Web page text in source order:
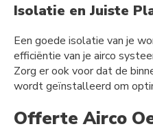
Isolatie en Juiste
Een goede isolatie van je
efficiëntie van je airco
Zorg er ook voor dat de
wordt geïnstalleerd om
Offerte Airco